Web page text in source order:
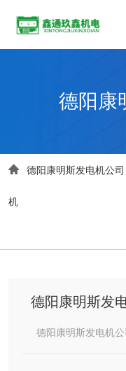
德阳康
 德阳康明斯发电机公司
机
德阳康明斯发
德阳康明斯发电机